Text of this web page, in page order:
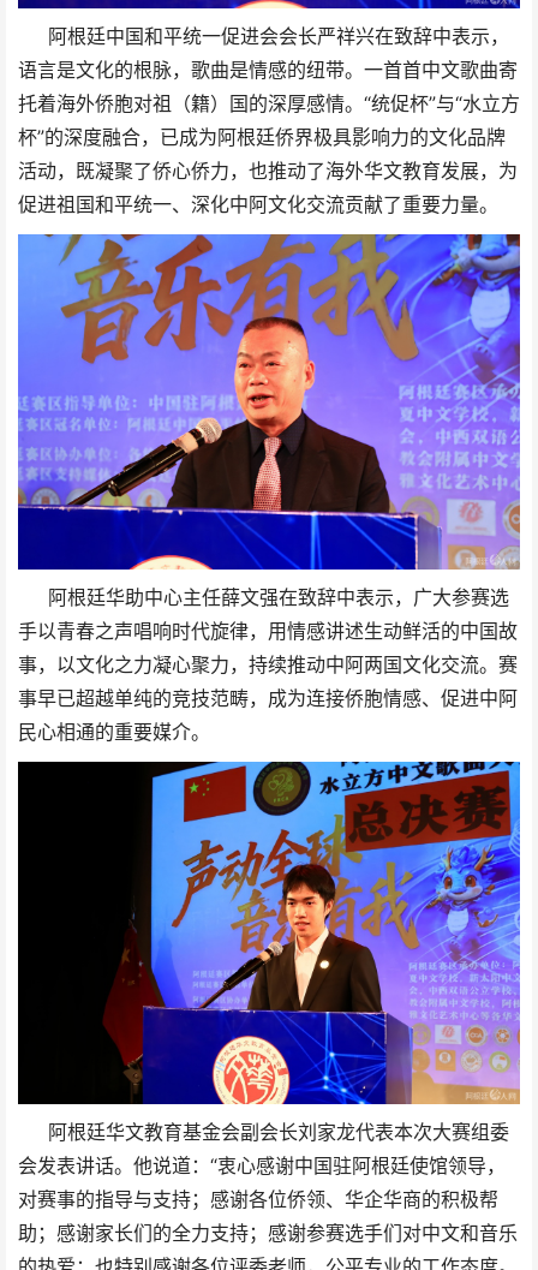
阿根廷中国和平统一促进会会长严祥兴在致辞中表示，
语言是文化的根脉，歌曲是情感的纽带。一首首中文歌曲寄
托着海外侨胞对祖（籍）国的深厚感情。“统促杯”与“水立方
杯”的深度融合，已成为阿根廷侨界极具影响力的文化品牌
活动，既凝聚了侨心侨力，也推动了海外华文教育发展，为
促进祖国和平统一、深化中阿文化交流贡献了重要力量。
阿根廷华助中心主任薛文强在致辞中表示，广大参赛选
手以青春之声唱响时代旋律，用情感讲述生动鲜活的中国故
事，以文化之力凝心聚力，持续推动中阿两国文化交流。赛
事早已超越单纯的竞技范畴，成为连接侨胞情感、促进中阿
民心相通的重要媒介。
阿根廷华文教育基金会副会长刘家龙代表本次大赛组委
会发表讲话。他说道：“衷⼼感谢中国驻阿根廷使馆领导，
对赛事的指导与⽀持；感谢各位侨领、华企华商的积极帮
助；感谢家⻓们的全⼒⽀持；感谢参赛选手们对中文和音乐